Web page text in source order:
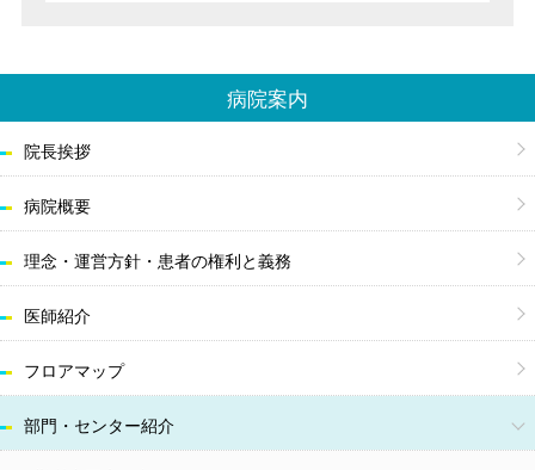
病院案内
院長挨拶
病院概要
理念・運営方針・ 患者の権利と義務
医師紹介
フロアマップ
部門・センター紹介